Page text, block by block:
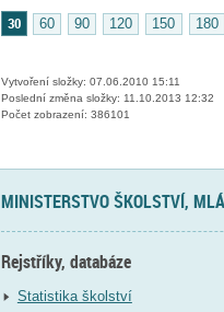
30 60 90 120 150 180
Vytvoření složky: 07.06.2010 15:11
Poslední změna složky: 11.10.2013 12:32
Počet zobrazení: 386101
MINISTERSTVO ŠKOLSTVÍ,
Rejstříky, databáze
Statistika školství